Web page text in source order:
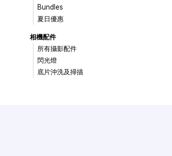
Bundles
夏日優惠
相機配件
所有攝影配件
閃光燈
底片沖洗及掃描